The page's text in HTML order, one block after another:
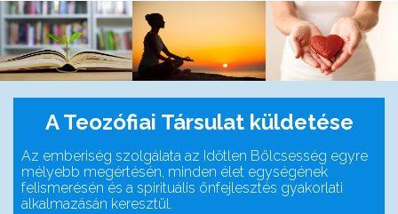
A Teozófiai Társulat küldetése
Az emberiség szolgálata az Időtlen Bölcsesség egyre
mélyebb megértésén, minden élet egységének
felismerésén és a spirituális önfejlesztés gyakorlati
alkalmazásán keresztül.